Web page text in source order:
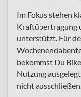
Im Fokus stehen
Kraftübertragung
unterstützt. Für
bekommst Du
Nutzung
nicht ausschließen.